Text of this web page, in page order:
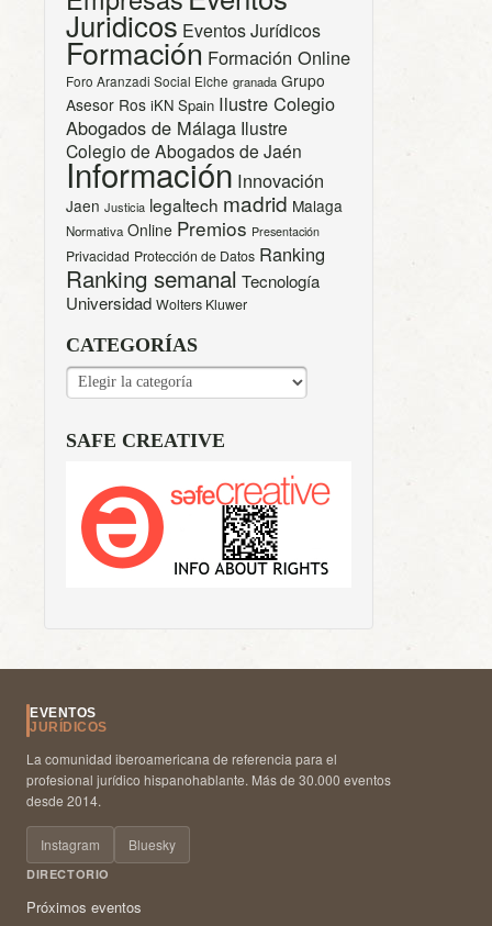
Juridicos Eventos Jurídicos
Formación Formación Online
Foro Aranzadi Social Elche granada Grupo
Asesor Ros iKN Spain Ilustre Colegio
Abogados de Málaga Ilustre
Colegio de Abogados de Jaén
Información Innovación
Jaen Justicia legaltech madrid Malaga
Normativa Online Premios Presentación
Privacidad Protección de Datos Ranking
Ranking semanal Tecnología
Universidad Wolters Kluwer
CATEGORÍAS
CATEGORÍAS
SAFE CREATIVE
EVENTOS
JURÍDICOS
La comunidad iberoamericana de referencia para el
profesional jurídico hispanohablante. Más de 30.000 eventos
desde 2014.
Instagram Bluesky
DIRECTORIO
Próximos eventos